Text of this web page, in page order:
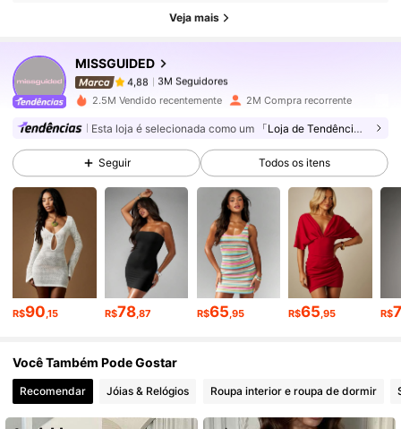
Veja mais
MISSGUIDED
3M Seguidores
4,88
3M Seguidores
m***m
pago 1 dia atrás
4,88 3M Seguidores
4,88 3M Seguidores
4,88 3M Seguidores
2.5M Vendido recentemente 2M Compra recorrente
Esta loja é selecionada como um 「Loja de Tendências」
Seguir Todos os itens
R$90 ,15 R$78 ,87 R$65 ,95 R$65 ,95 R$
Você Também Pode Gostar
Recomendar Jóias & Relógios Roupa interior e roupa de dormir